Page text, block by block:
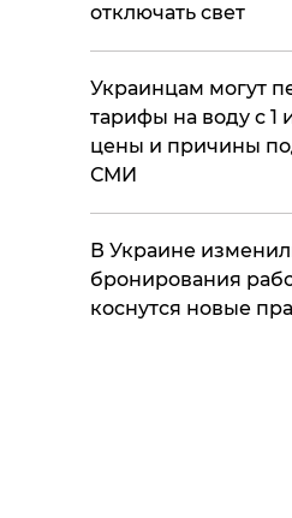
отключать свет
Украинцам могут
тарифы на воду с 1
цены и причины
СМИ
В Украине
бронирования
коснутся новые